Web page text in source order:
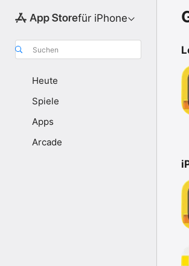
für iPhone
Suchen
Heute
Spiele
Apps
Arcade